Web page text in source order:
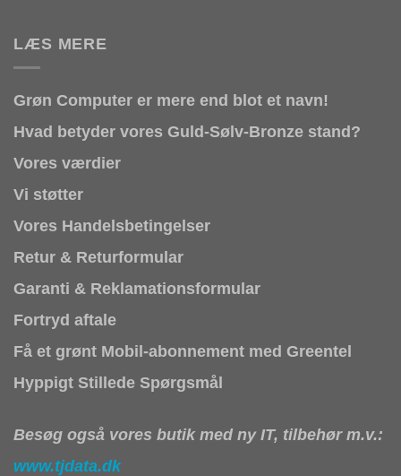
LÆS MERE
Grøn Computer er mere end blot et navn!
Hvad betyder vores Guld-Sølv-Bronze stand?
Vores værdier
Vi støtter
Vores Handelsbetingelser
Retur & Returformular
Garanti & Reklamationsformular
Fortryd aftale
Få et grønt Mobil-abonnement med Greentel
Hyppigt Stillede Spørgsmål
Besøg også vores butik med ny IT, tilbehør m.v.:
www.tjdata.dk